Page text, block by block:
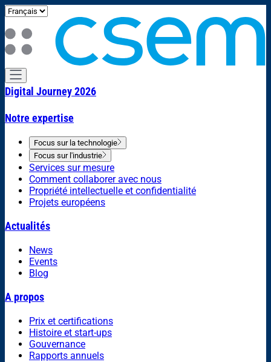
Digital Journey 2026
Notre expertise
Focus sur la technologie
Focus sur l'industrie
Services sur mesure
Comment collaborer avec nous
Propriété intellectuelle et confidentialité
Projets européens
Actualités
News
Events
Blog
A propos
Prix et certifications
Histoire et start-ups
Gouvernance
Rapports annuels